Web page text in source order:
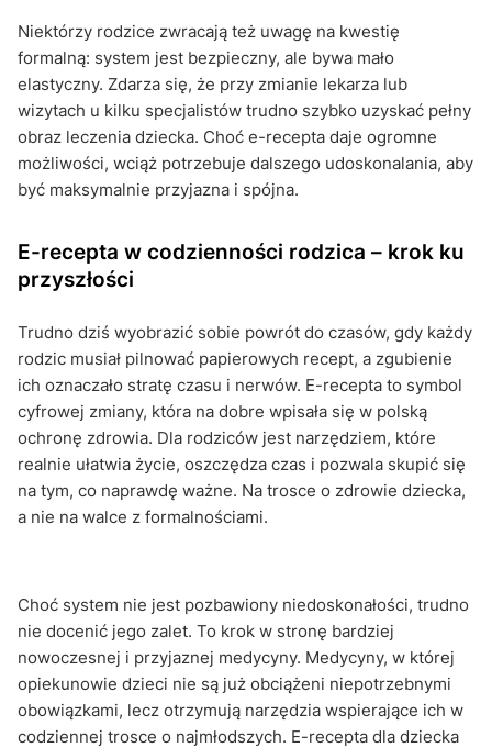
Niektórzy rodzice zwracają też uwagę na kwestię
formalną: system jest bezpieczny, ale bywa mało
elastyczny. Zdarza się, że przy zmianie lekarza lub
wizytach u kilku specjalistów trudno szybko uzyskać pełny
obraz leczenia dziecka. Choć e-recepta daje ogromne
możliwości, wciąż potrzebuje dalszego udoskonalania, aby
być maksymalnie przyjazna i spójna.
E-recepta w codzienności rodzica – krok ku
przyszłości
Trudno dziś wyobrazić sobie powrót do czasów, gdy każdy
rodzic musiał pilnować papierowych recept, a zgubienie
ich oznaczało stratę czasu i nerwów. E-recepta to symbol
cyfrowej zmiany, która na dobre wpisała się w polską
ochronę zdrowia. Dla rodziców jest narzędziem, które
realnie ułatwia życie, oszczędza czas i pozwala skupić się
na tym, co naprawdę ważne. Na trosce o zdrowie dziecka,
a nie na walce z formalnościami.
Choć system nie jest pozbawiony niedoskonałości, trudno
nie docenić jego zalet. To krok w stronę bardziej
nowoczesnej i przyjaznej medycyny. Medycyny, w której
opiekunowie dzieci nie są już obciążeni niepotrzebnymi
obowiązkami, lecz otrzymują narzędzia wspierające ich w
codziennej trosce o najmłodszych. E-recepta dla dziecka